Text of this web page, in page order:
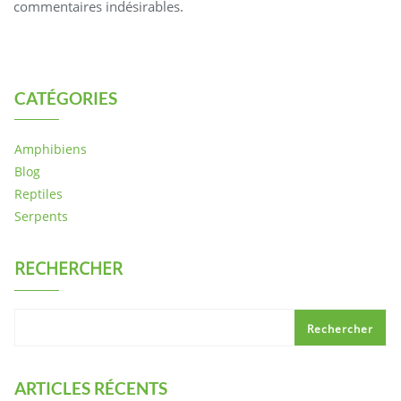
commentaires indésirables.
CATÉGORIES
Amphibiens
Blog
Reptiles
Serpents
RECHERCHER
Rechercher
ARTICLES RÉCENTS